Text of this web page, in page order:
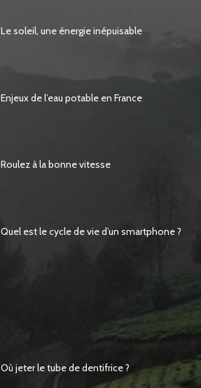
Le soleil, une énergie inépuisable
Enjeux de l’eau potable en France
Roulez à la bonne vitesse
Quel est le cycle de vie d’un smartphone ?
Où jeter le tube de dentifrice ?